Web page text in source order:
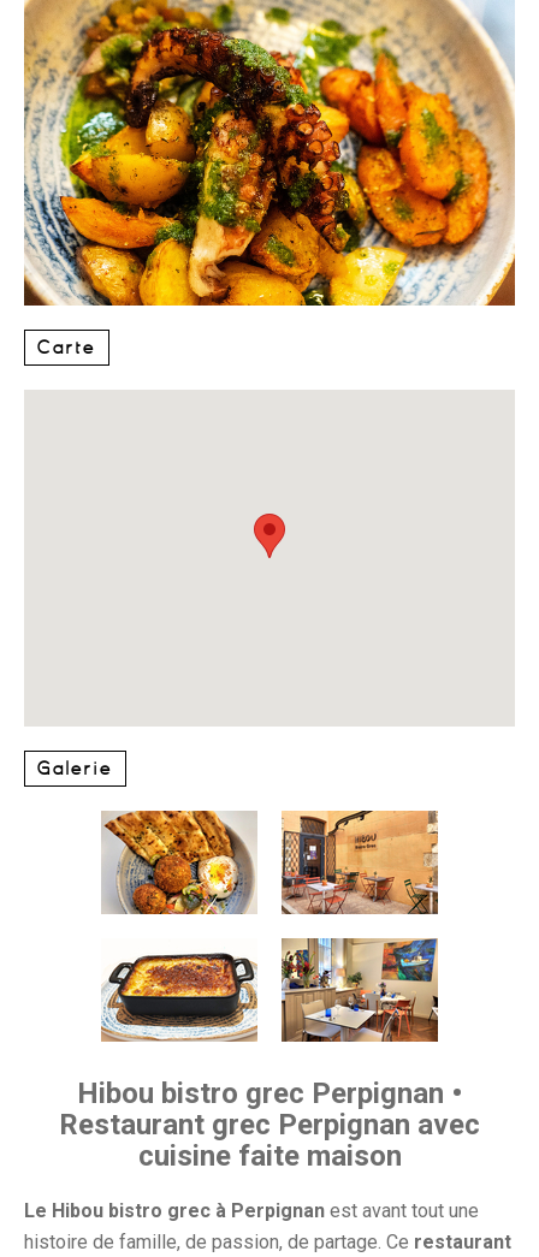
Carte
Galerie
Hibou bistro grec Perpignan •
Restaurant grec Perpignan avec
cuisine faite maison
Le Hibou bistro grec à Perpignan est avant tout une
histoire de famille, de passion, de partage. Ce restaurant